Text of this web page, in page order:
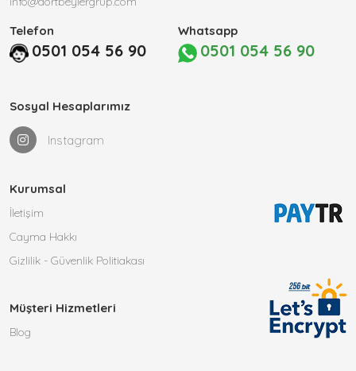
Telefon
0501 054 56 90
Whatsapp
0501 054 56 90
Sosyal Hesaplarımız
Instagram
Kurumsal
İletişim
Cayma Hakkı
Gizlilik - Güvenlik Politiakası
Müşteri Hizmetleri
Blog